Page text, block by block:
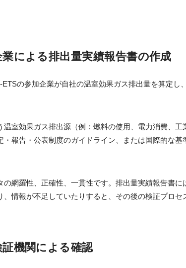
による排出量実績報告書の作成
の参加企業が自社の温室効果ガス排出量を算定
温室効果ガス排出源（例：燃料の使用、電力消費、
・報告・公表制度のガイドライン、または国際的な
の網羅性、正確性、一貫性です。排出量実績報告書
、情報が不足していたりすると、その後の検証プロ
機関による確認